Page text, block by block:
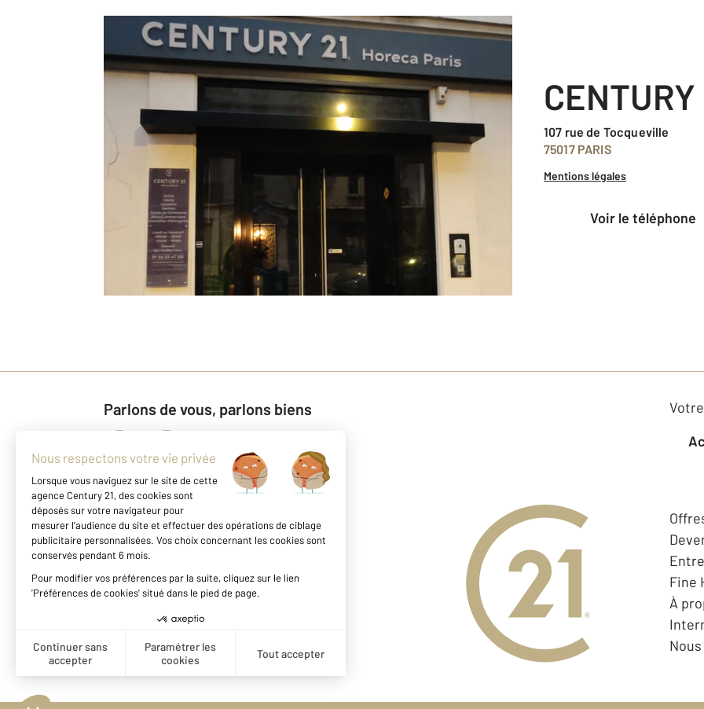
107 rue de Tocqueville
75017 PARIS
Mentions légales
voir le téléphone
Parlons de vous, parlons biens
Fine
À